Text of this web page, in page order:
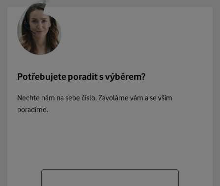
Potřebujete poradit s výběrem?
Nechte nám na sebe číslo. Zavoláme vám a se vším
poradíme.